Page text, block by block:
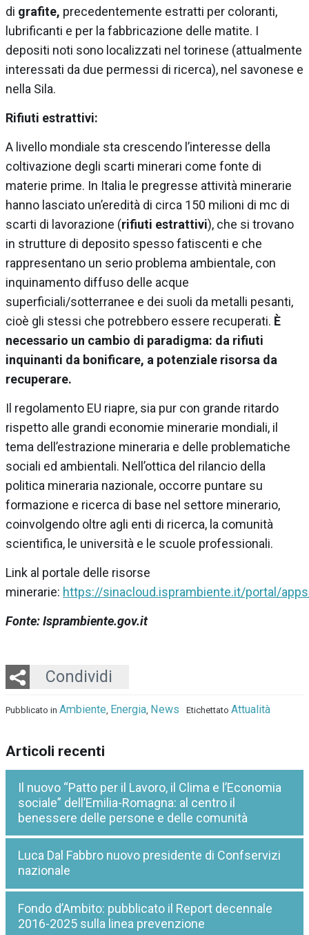
di grafite, precedentemente estratti per coloranti,
lubrificanti e per la fabbricazione delle matite. I
depositi noti sono localizzati nel torinese (attualmente
interessati da due permessi di ricerca), nel savonese e
nella Sila.
Rifiuti estrattivi:
A livello mondiale sta crescendo l’interesse della
coltivazione degli scarti minerari come fonte di
materie prime. In Italia le pregresse attività minerarie
hanno lasciato un’eredità di circa 150 milioni di mc di
scarti di lavorazione (rifiuti estrattivi), che si trovano
in strutture di deposito spesso fatiscenti e che
rappresentano un serio problema ambientale, con
inquinamento diffuso delle acque
superficiali/sotterranee e dei suoli da metalli pesanti,
cioè gli stessi che potrebbero essere recuperati. È
necessario un cambio di paradigma: da rifiuti
inquinanti da bonificare, a potenziale risorsa da
recuperare.
Il regolamento EU riapre, sia pur con grande ritardo
rispetto alle grandi economie minerarie mondiali, il
tema dell’estrazione mineraria e delle problematiche
sociali ed ambientali. Nell’ottica del rilancio della
politica mineraria nazionale, occorre puntare su
formazione e ricerca di base nel settore minerario,
coinvolgendo oltre agli enti di ricerca, la comunità
scientifica, le università e le scuole professionali.
Link al portale delle risorse
minerarie: https://sinacloud.isprambiente.it/portal/
Fonte: Isprambiente.gov.it
Condividi
Twitter
LinkedIn
Email
Whatsapp
Pubblicato in Ambiente, Energia, News Etichettato Attualità
Articoli recenti
Il nuovo “Patto per il Lavoro, il Clima e l’Economia
sociale” dell’Emilia-Romagna: al centro il
benessere delle persone e delle comunità
Luca Dal Fabbro nuovo presidente di Confservizi
nazionale
Fondo d’Ambito: pubblicato il Report decennale
2016-2025 sulla linea prevenzione